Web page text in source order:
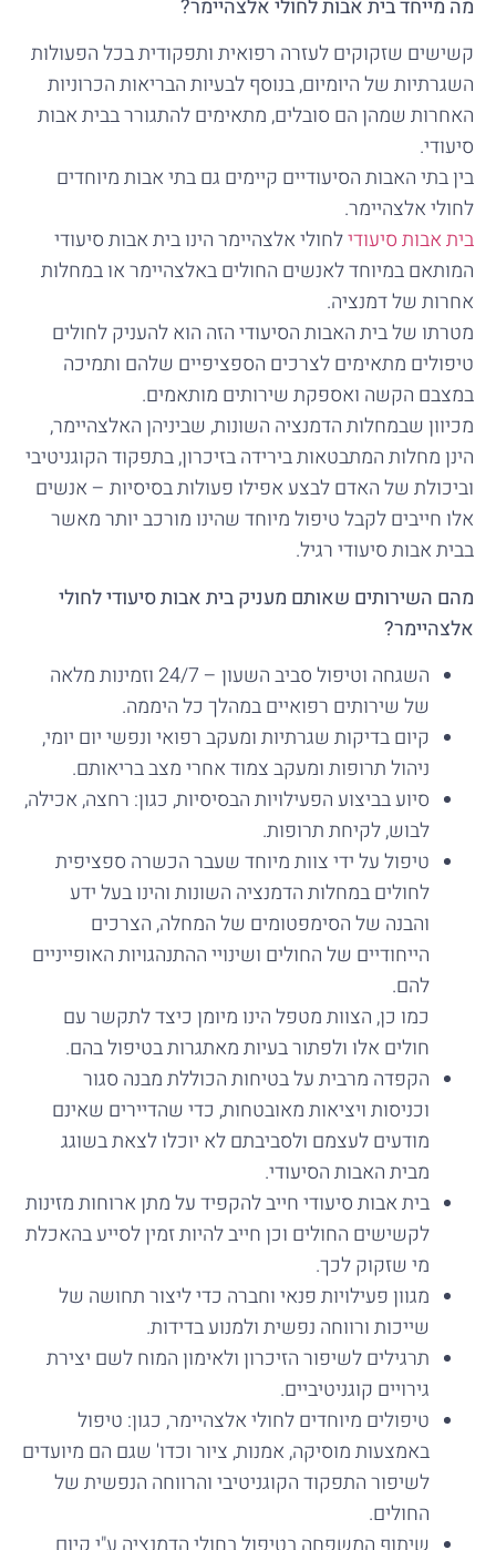
מה מייחד בית אבות לחולי אלצהיימר?
קשישים שזקוקים לעזרה רפואית ותפקודית בכל הפעולות
השגרתיות של היומיום, בנוסף לבעיות הבריאות הכרוניות
האחרות שמהן הם סובלים, מתאימים להתגורר בבית אבות
סיעודי.
בין בתי האבות הסיעודיים קיימים גם בתי אבות מיוחדים
לחולי אלצהיימר.
בית אבות סיעודילחולי אלצהיימר הינו בית אבות סיעודי
המותאם במיוחד לאנשים החולים באלצהיימר או במחלות
אחרות של דמנציה.
מטרתו של בית האבות הסיעודי הזה הוא להעניק לחולים
טיפולים מתאימים לצרכים הספציפיים שלהם ותמיכה
במצבם הקשה ואספקת שירותים מותאמים.
מכיוון שבמחלות הדמנציה השונות, שביניהן האלצהיימר,
הינן מחלות המתבטאות בירידה בזיכרון, בתפקוד הקוגניטיבי
וביכולת של האדם לבצע אפילו פעולות בסיסיות – אנשים
אלו חייבים לקבל טיפול מיוחד שהינו מורכב יותר מאשר
בבית אבות סיעודי רגיל.
מהם השירותים שאותם מעניק בית אבות סיעודי לחולי
אלצהיימר?
השגחה וטיפול סביב השעון – 24/7 וזמינות מלאה
של שירותים רפואיים במהלך כל היממה.
קיום בדיקות שגרתיות ומעקב רפואי ונפשי יום יומי,
ניהול תרופות ומעקב צמוד אחרי מצב בריאותם.
סיוע בביצוע הפעילויות הבסיסיות, כגון: רחצה, אכילה,
לבוש, לקיחת תרופות.
טיפול על ידי צוות מיוחד שעבר הכשרה ספציפית
לחולים במחלות הדמנציה השונות והינו בעל ידע
והבנה של הסימפטומים של המחלה, הצרכים
הייחודיים של החולים ושינויי ההתנהגויות האופייניים
להם.
כמו כן, הצוות מטפל הינו מיומן כיצד לתקשר עם
חולים אלו ולפתור בעיות מאתגרות בטיפול בהם.
הקפדה מרבית על בטיחות הכוללת מבנה סגור
וכניסות ויציאות מאובטחות, כדי שהדיירים שאינם
מודעים לעצמם ולסביבתם לא יוכלו לצאת בשוגג
מבית האבות הסיעודי.
בית אבות סיעודי חייב להקפיד על מתן ארוחות מזינות
לקשישים החולים וכן חייב להיות זמין לסייע בהאכלת
מי שזקוק לכך.
מגוון פעילויות פנאי וחברה כדי ליצור תחושה של
שייכות ורווחה נפשית ולמנוע בדידות.
תרגילים לשיפור הזיכרון ולאימון המוח לשם יצירת
גירויים קוגניטיביים.
טיפולים מיוחדים לחולי אלצהיימר, כגון: טיפול
באמצעות מוסיקה, אמנות, ציור וכדו' שגם הם מיועדים
לשיפור התפקוד הקוגניטיבי והרווחה הנפשית של
החולים.